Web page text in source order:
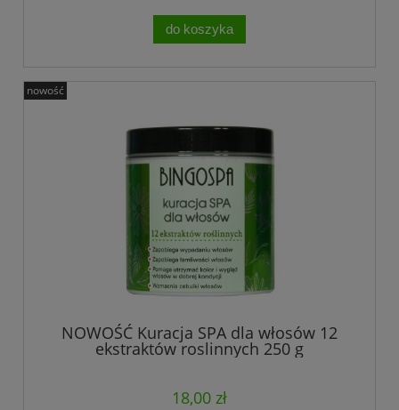
do koszyka
NOWOŚĆ Kuracja SPA dla włosów 12
ekstraktów roslinnych 250 g
18,00 zł
nowość